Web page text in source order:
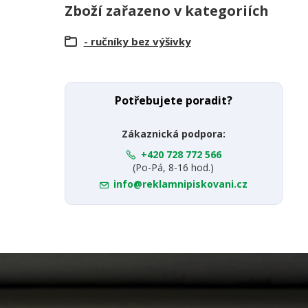
Zboží zařazeno v kategoriích
- ručníky bez výšivky
Potřebujete poradit?
Zákaznická podpora:
+420 728 772 566
(Po-Pá, 8-16 hod.)
info@reklamnipiskovani.cz